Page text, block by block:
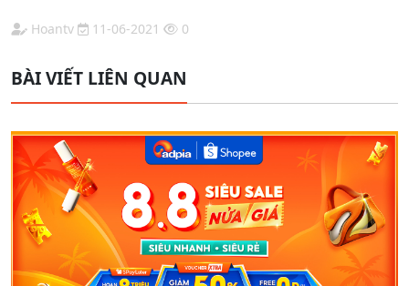
Hoantv 11-06-2021 0
BÀI VIẾT LIÊN QUAN